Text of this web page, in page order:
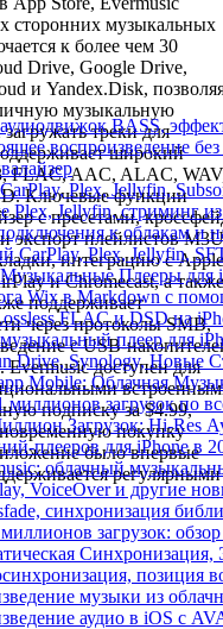
BASS,
воспроизведение
Plex, Jellyfin,
Plex, Jellyfin, стриминг
к облакам и
CarPlay, Plex, Jellyfin,
Плееры для
Wix в Markdown с
FLAC и DSD на
плеер для
Drive, Synology, Новые
Mobile: Облачная
миллионов загрузок по
Загрузок: Hi-Res
плееров для iPhone в
облачный
VoiceOver и другие
синхронизация
загрузок:
позиция
музыки из
аудио в iOS с
сторонних музыкальных
к более чем 30
Drive, Google Drive,
и Yandex.Disk,
музыкальную
треки для
широкий
FLAC, AAC, ALAC,
Ключевые функции
с пресетами,
экспорт плейлистов
интеграцию с Apple
и Chromecast, а также
поддерживает
через протоколы SMB,
с USB-
доступен для
подписку за $4.99,
покупку
было впервые
регулярными